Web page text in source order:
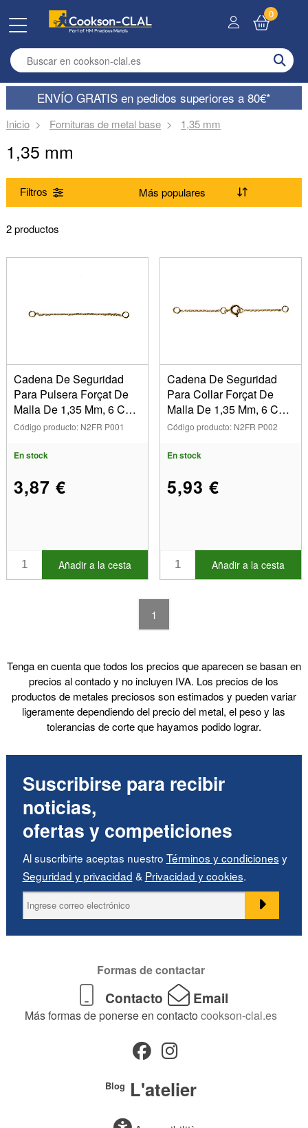
Enter search term
0
ENVÍO GRATIS en pedidos superiores a 80€*
Inicio Fornituras de metal base 1,35 mm
1,35 mm
Filtros
Gama
Marca
Dimensiones
(Suprimir) 1,35 mm
Mostrar
Nuevos productos
Los más vendidos
2 productos
Cadena De Seguridad
Para Pulsera Forçat De
Malla De 1,35 Mm, 6 Cm,
Chapada En Oro De 3
Código producto: N2FR P001
En stock
3,87 €
Añadir a la cesta
Cadena De Seguridad
Para Collar Forçat De
Malla De 1,35 Mm, 6 Cm,
Chapado En Oro De 3
Código producto: N2FR P002
En stock
5,93 €
Añadir a la cesta
1
Tenga en cuenta que todos los precios que aparecen se basan en
precios al contado y no incluyen IVA. Los precios de los
productos de metales preciosos son estimados y pueden variar
ligeramente dependiendo del precio del metal, el peso y las
tolerancias de corte que hayamos podido lograr.
Suscribirse para recibir
noticias,
ofertas y competiciones
Al suscribirte aceptas nuestro Términos y condiciones y
Seguridad y privacidad & Privacidad y cookies.
Formas de contactar
Contacto Email
Más formas de ponerse en contacto cookson-clal.es
Blog L'atelier